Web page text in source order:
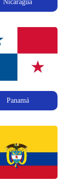
Nicaragua
Panamá